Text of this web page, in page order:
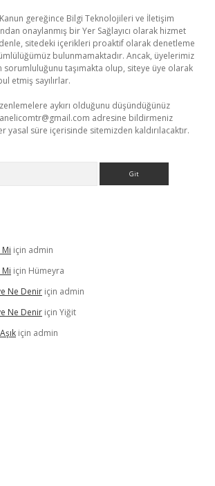
Kanun gereğince Bilgi Teknolojileri ve İletişim
onaylanmış bir Yer Sağlayıcı olarak hizmet
sitedeki içerikleri proaktif olarak denetleme
bulunmamaktadır. Ancak, üyelerimiz
sorumluluğunu taşımakta olup, siteye üye olarak
etmiş sayılırlar.
aykırı olduğunu düşündüğünüz
adresine bildirmeniz
yasal süre içerisinde sitemizden kaldırılacaktır.
için admin
için Hümeyra
Ne Denir için admin
Ne Denir için Yiğit
için admin